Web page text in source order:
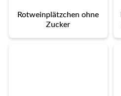
Rotweinplätzchen ohne
Zucker